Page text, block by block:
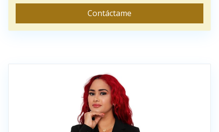
Contáctame